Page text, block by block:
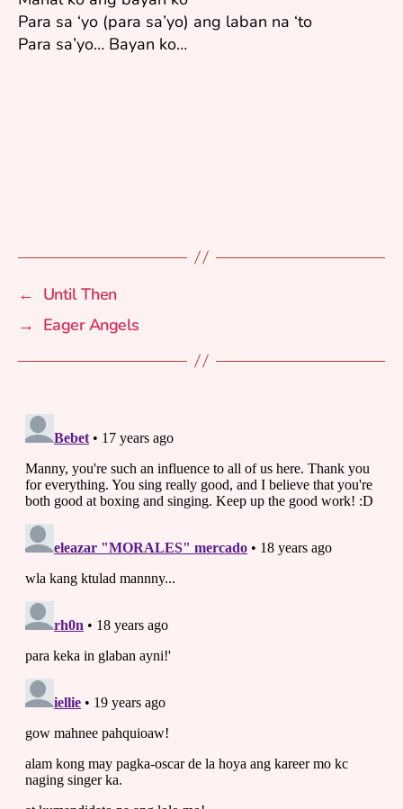
Para sa ‘yo (para sa’yo) ang laban na ‘to
Para sa’yo… Bayan ko…
← Until Then
→ Eager Angels